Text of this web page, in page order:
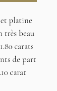
et platine
très beau
carats
de part
carat